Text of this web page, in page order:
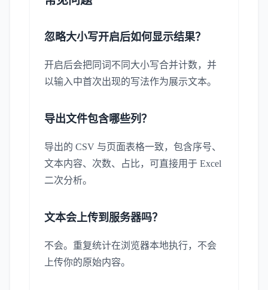
忽略大小写开启后如何显示结果？
开启后会把同词不同大小写合并计数，并
以输入中首次出现的写法作为展示文本。
导出文件包含哪些列？
导出的 CSV 与页面表格一致，包含序号、
文本内容、次数、占比，可直接用于 Excel
二次分析。
文本会上传到服务器吗？
不会。重复统计在浏览器本地执行，不会
上传你的原始内容。